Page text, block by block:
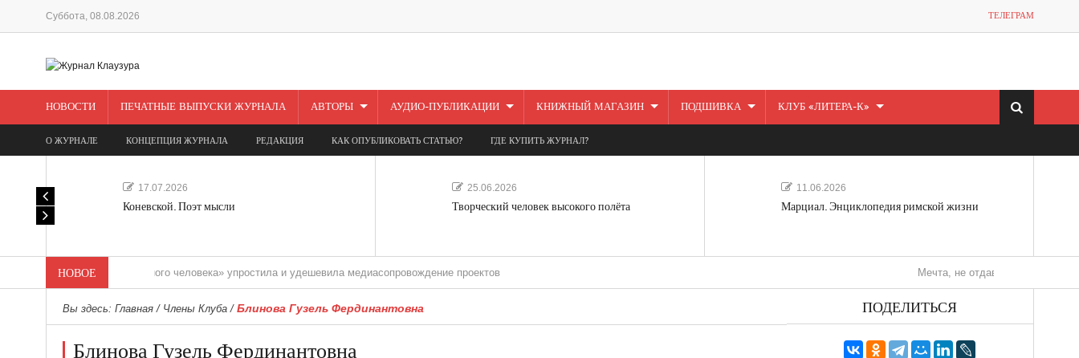
Суббота, 08.08.2026 ТЕЛЕГРАМ
НОВОСТИ ПЕЧАТНЫЕ ВЫПУСКИ ЖУРНАЛА АВТОРЫ АУДИО-ПУБЛИКАЦИИ КНИЖНЫЙ МАГАЗИН ПОДШИВКА КЛУБ «ЛИТЕРА-К»
О ЖУРНАЛЕ КОНЦЕПЦИЯ ЖУРНАЛА РЕДАКЦИЯ КАК ОПУБЛИКОВАТЬ СТАТЬЮ? ГДЕ КУПИТЬ ЖУРНАЛ?
17.07.2026
Коневской. Поэт мысли
25.06.2026
Творческий человек высокого полёта
11.06.2026
Марциал. Энциклопедия римской жизни
НОВОЕ
«Редакция одного человека» упростила и удешевила медиасопровождение проектов Мечта, не отдавайся! «Шведская
Вы здесь: Главная/ Члены Клуба/ Блинова Гузель Фердинантовна
Блинова Гузель Фердинантовна
ПОДЕЛИТЬСЯ